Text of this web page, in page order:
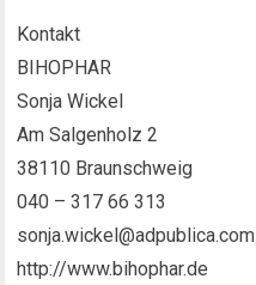
Kontakt
BIHOPHAR
Sonja Wickel
Am Salgenholz 2
38110 Braunschweig
040 – 317 66 313
sonja.wickel@adpublica.com
http://www.bihophar.de